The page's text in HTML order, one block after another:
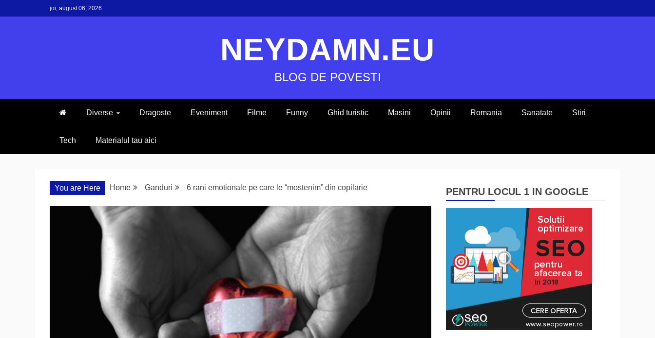
to
joi, august 06, 2026
NEYDAMN.EU
BLOG DE POVESTI
Diverse Dragoste Eveniment Filme Funny Ghid turistic Masini Opinii Romania Sanatate Stiri
Tech Materialul tau aici
You are Here Home Ganduri 6 rani emotionale pe care le “mostenim” din copilarie PENTRU LOCUL 1 IN GOOGLE